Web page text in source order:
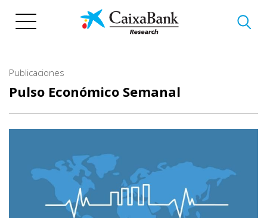
Publicaciones
Pulso Económico Semanal